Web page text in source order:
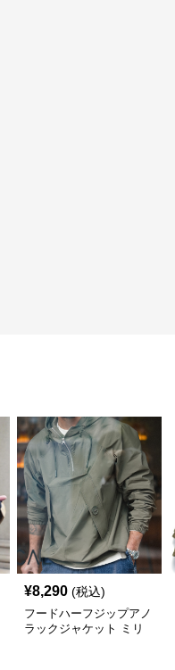
¥8,290 (税込)
フードハーフジップアノ
ラックジャケット ミリ